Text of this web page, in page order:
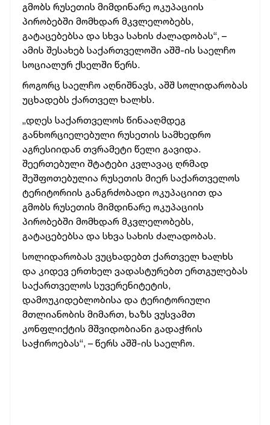
გმობს რუსეთის მიმდინარე ოკუპაციის
პირობებში მომხდარ მკვლელობებს,
გატაცებებსა და სხვა სახის ძალადობას“, –
ამის შესახებ საქართველოში აშშ-ის საელჩო
სოციალურ ქსელში წერს.
როგორც საელჩო აღნიშნავს, აშშ სოლიდარობას
უცხადებს ქართველ ხალხს.
„დღეს საქართველოს წინააღმდეგ
განხორციელებული რუსეთის სამხედრო
აგრესიიდან თვრამეტი წელი გავიდა.
შეერთებული შტატები კვლავაც ღრმად
შეშფოთებულია რუსეთის მიერ საქართველოს
ტერიტორიის განგრძობადი ოკუპაციით და
გმობს რუსეთის მიმდინარე ოკუპაციის
პირობებში მომხდარ მკვლელობებს,
გატაცებებსა და სხვა სახის ძალადობას.
სოლიდარობას ვუცხადებთ ქართველ ხალხს
და კიდევ ერთხელ ვადასტურებთ ერთგულებას
საქართველოს სუვერენიტეტის,
დამოუკიდებლობისა და ტერიტორიული
მთლიანობის მიმართ, ხაზს ვუსვამთ
კონფლიქტის მშვიდობიანი გადაჭრის
საჭიროებას“, – წერს აშშ-ის საელჩო.